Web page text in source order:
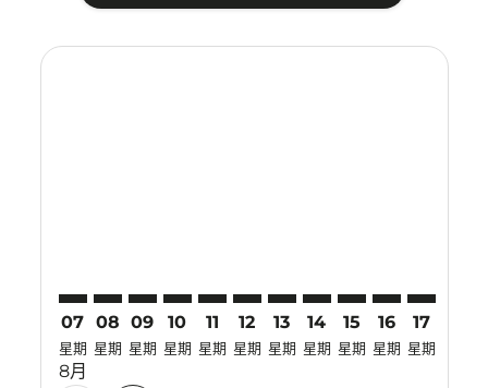
07
星期
8月
08
星期
09
星期
10
星期
11
星期
12
星期
13
星期
14
星期
15
星期
16
星期
17
星期